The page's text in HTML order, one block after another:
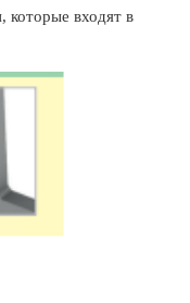
которые входят в